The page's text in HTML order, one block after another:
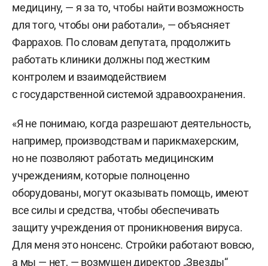
медицину, — я за то, чтобы найти возможность
для того, чтобы они работали», — объясняет
Фаррахов. По словам депутата, продолжить
работать клиники должны под жестким
контролем и взаимодействием
с государственной системой здравоохранения.
«Я не понимаю, когда разрешают деятельность,
например, производствам и парикмахерским,
но не позволяют работать медицинским
учреждениям, которые полноценно
оборудованы, могут оказывать помощь, имеют
все силы и средства, чтобы обеспечивать
защиту учреждения от проникновения вируса.
Для меня это нонсенс. Стройки работают вовсю,
а мы — нет, — возмущен директор „Звезды“